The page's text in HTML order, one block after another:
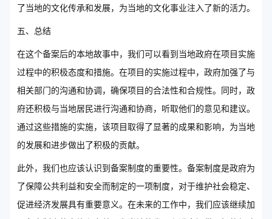
了当地的文化传承和发展，为当地的文化事业注入了新的活力。
五、总结
在这个备案后的本地故事中，我们可以看到当地政府在项目实施
过程中的积极态度和措施。在项目的实施过程中，政府加强了与
相关部门的沟通和协调，确保项目的合法性和合规性。同时，政
府还积极与当地居民进行沟通和协商，听取他们的意见和建议。
通过这些措施的实施，该项目取得了显著的成果和影响，为当地
的发展和进步做出了积极的贡献。
此外，我们也应该认识到备案制度的重要性。备案制度是政府为
了保障公共利益和安全而制定的一项制度，对于维护社会稳定、
促进经济发展具有重要意义。在未来的工作中，我们应该继续加